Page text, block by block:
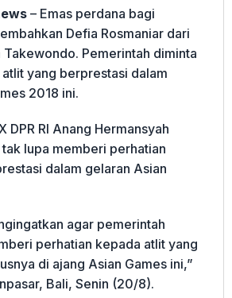
– Emas perdana bagi
Defia Rosmaniar dari
Pemerintah diminta
yang berprestasi dalam
2018 ini.
DPR RI Anang Hermansyah
lupa memberi perhatian
dalam gelaran Asian
agar pemerintah
perhatian kepada atlit yang
di ajang Asian Games ini,”
Bali, Senin (20/8).